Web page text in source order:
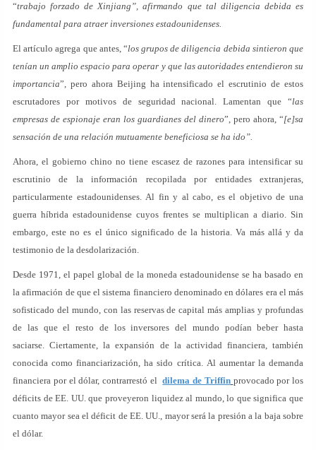
“trabajo forzado de Xinjiang”, afirmando que tal diligencia debida es
fundamental para atraer inversiones estadounidenses.
El artículo agrega que antes, “los grupos de diligencia debida sintieron que
tenían un amplio espacio para operar y que las autoridades entendieron su
importancia”, pero ahora Beijing ha intensificado el escrutinio de estos
escrutadores por motivos de seguridad nacional. Lamentan que “las
empresas de espionaje eran los guardianes del dinero”, pero ahora, “[e]sa
sensación de una relación mutuamente beneficiosa se ha ido”.
Ahora, el gobierno chino no tiene escasez de razones para intensificar su
escrutinio de la información recopilada por entidades extranjeras,
particularmente estadounidenses. Al fin y al cabo, es el objetivo de una
guerra híbrida estadounidense cuyos frentes se multiplican a diario. Sin
embargo, este no es el único significado de la historia. Va más allá y da
testimonio de la desdolarización.
Desde 1971, el papel global de la moneda estadounidense se ha basado en
la afirmación de que el sistema financiero denominado en dólares era el más
sofisticado del mundo, con las reservas de capital más amplias y profundas
de las que el resto de los inversores del mundo podían beber hasta
saciarse. Ciertamente, la expansión de la actividad financiera, también
conocida como financiarización, ha sido crítica. Al aumentar la demanda
financiera por el dólar, contrarrestó eldilema de Triffin provocado por los
déficits de EE. UU. que proveyeron liquidez al mundo, lo que significa que
cuanto mayor sea el déficit de EE. UU., mayor será la presión a la baja sobre
el dólar.